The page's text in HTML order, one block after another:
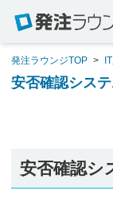
発注ラウンジTOP >
む）
安否確認シス
安否確認シ